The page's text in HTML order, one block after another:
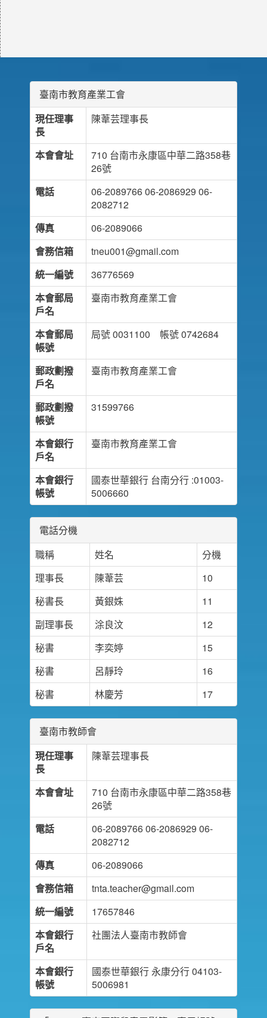
臺南市教育產業工會
現任理事
長
陳葦芸理事長
本會會址
710 台南市永康區中華二路358巷
26號
電話
06-2089766 06-2086929 06-
2082712
傳真
06-2089066
會務信箱
tneu001@gmail.com
統一編號
36776569
本會郵局
戶名
臺南市教育產業工會
本會郵局
帳號
局號 0031100 帳號 0742684
郵政劃撥
戶名
臺南市教育產業工會
郵政劃撥
帳號
31599766
本會銀行
戶名
臺南市教育產業工會
本會銀行
帳號
國泰世華銀行 台南分行 :01003-
5006660
電話分機
職稱
姓名
分機
理事長
陳葦芸
10
秘書長
黃銀姝
11
副理事長
涂良汶
12
秘書
李奕婷
15
秘書
呂靜玲
16
秘書
林慶芳 17
臺南市教師會
現任理事
長
陳葦芸理事長
本會會址
710 台南市永康區中華二路358巷
26號
電話
06-2089766 06-2086929 06-
2082712
傳真
06-2089066
會務信箱
tnta.teacher@gmail.com
統一編號
17657846
本會銀行
戶名
社團法人臺南市教師會
本會銀行
帳號
國泰世華銀行 永康分行 04103-
5006981